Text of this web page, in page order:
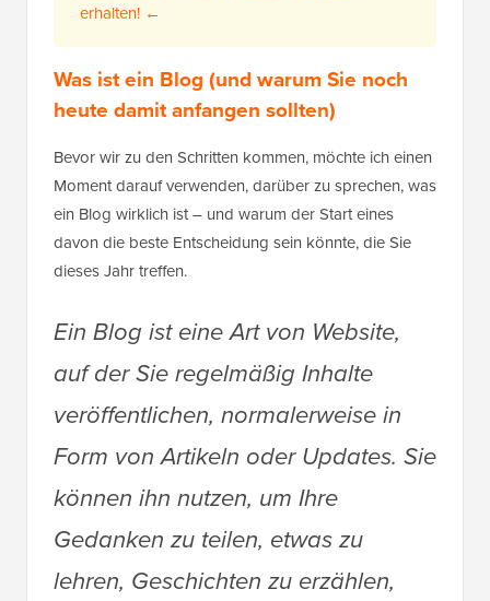
erhalten! ←
Was ist ein Blog (und warum Sie noch
heute damit anfangen sollten)
Bevor wir zu den Schritten kommen, möchte ich einen
Moment darauf verwenden, darüber zu sprechen, was
ein Blog wirklich ist – und warum der Start eines
davon die beste Entscheidung sein könnte, die Sie
dieses Jahr treffen.
Ein Blog ist eine Art von Website,
auf der Sie regelmäßig Inhalte
veröffentlichen, normalerweise in
Form von Artikeln oder Updates. Sie
können ihn nutzen, um Ihre
Gedanken zu teilen, etwas zu
lehren, Geschichten zu erzählen,